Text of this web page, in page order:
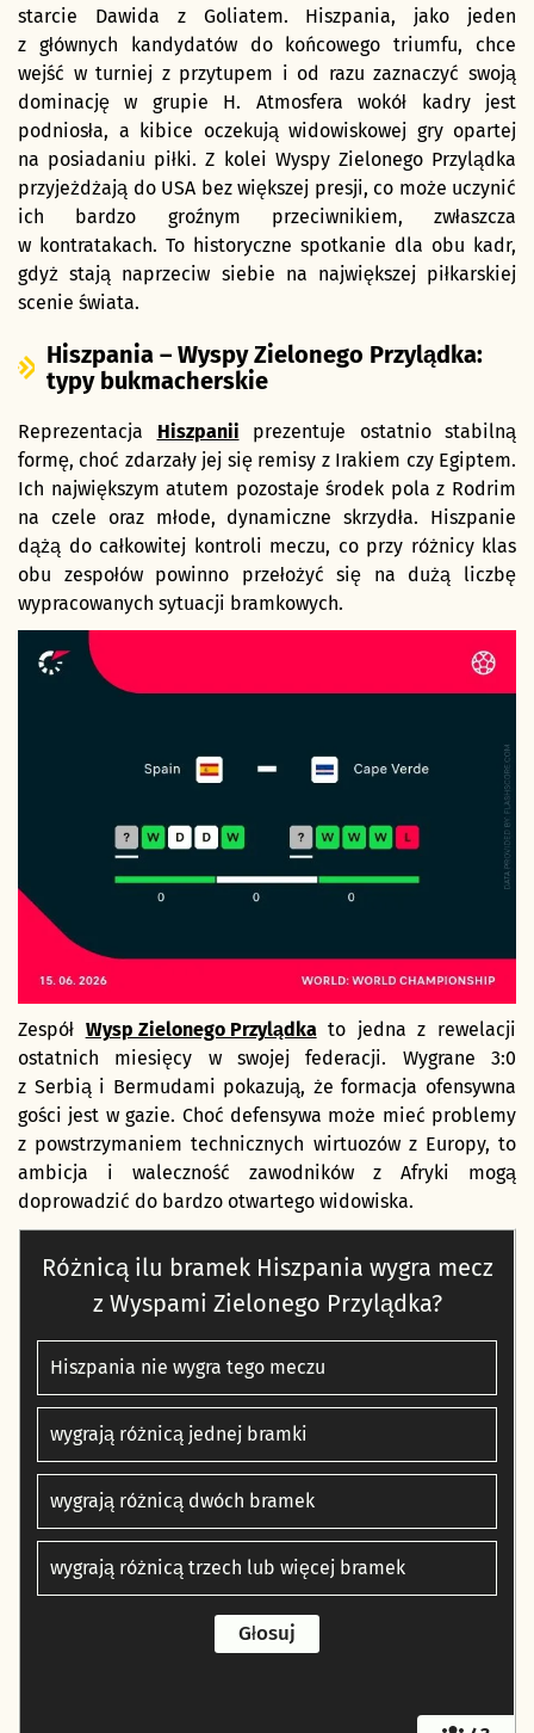
starcie Dawida z Goliatem. Hiszpania, jako jeden
z głównych kandydatów do końcowego triumfu, chce
wejść w turniej z przytupem i od razu zaznaczyć swoją
dominację w grupie H. Atmosfera wokół kadry jest
podniosła, a kibice oczekują widowiskowej gry opartej
na posiadaniu piłki. Z kolei Wyspy Zielonego Przylądka
przyjeżdżają do USA bez większej presji, co może uczynić
ich bardzo groźnym przeciwnikiem, zwłaszcza
w kontratakach. To historyczne spotkanie dla obu kadr,
gdyż stają naprzeciw siebie na największej piłkarskiej
scenie świata.
Hiszpania – Wyspy Zielonego Przylądka:
typy bukmacherskie
Reprezentacja Hiszpanii prezentuje ostatnio stabilną
formę, choć zdarzały jej się remisy z Irakiem czy Egiptem.
Ich największym atutem pozostaje środek pola z Rodrim
na czele oraz młode, dynamiczne skrzydła. Hiszpanie
dążą do całkowitej kontroli meczu, co przy różnicy klas
obu zespołów powinno przełożyć się na dużą liczbę
wypracowanych sytuacji bramkowych.
Zespół Wysp Zielonego Przylądkato jedna z rewelacji
ostatnich miesięcy w swojej federacji. Wygrane 3:0
z Serbią i Bermudami pokazują, że formacja ofensywna
gości jest w gazie. Choć defensywa może mieć problemy
z powstrzymaniem technicznych wirtuozów z Europy, to
ambicja i waleczność zawodników z Afryki mogą
doprowadzić do bardzo otwartego widowiska.
Różnicą ilu bramek Hiszpania wygra mecz
z Wyspami Zielonego Przylądka?
Hiszpania nie wygra tego meczu
wygrają różnicą jednej bramki
wygrają różnicą dwóch bramek
wygrają różnicą trzech lub więcej bramek